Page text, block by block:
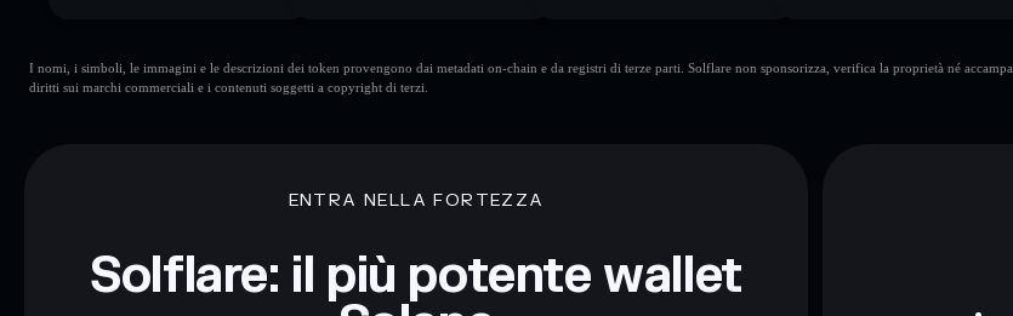
I nomi, i simboli, le immagini e le descrizioni dei token provengono dai metadati on-chain e da registri di terze parti. Solflare non sponsorizza, verifica la proprietà né accampa
diritti sui marchi commerciali e i contenuti soggetti a copyright di terzi.
ENTRA NELLA FORTEZZA
Solflare: il più potente wallet